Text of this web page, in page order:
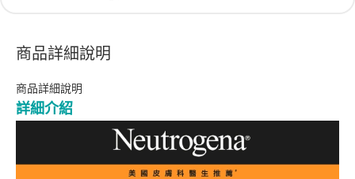
商品詳細說明
商品詳細說明
詳細介紹